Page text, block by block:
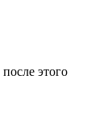
этого